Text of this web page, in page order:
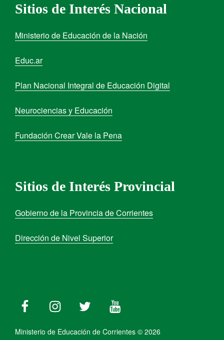
Sitios de Interés Nacional
Ministerio de Educación de la Nación
Educ.ar
Plan Nacional Integral de Educación Digital
Neurociencias y Educación
Fundación Crear Vale la Pena
Sitios de Interés Provincial
Gobierno de la Provincia de Corrientes
Dirección de Nivel Superior
Ministerio de Educación de Corrientes © 2026